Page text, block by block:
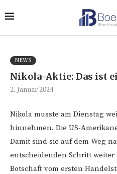
NEWS
Nikola-Aktie: Das ist
2. Januar 2024
Nikola musste am Dienstag
hinnehmen. Die US-
Damit sind sie auf dem Weg
entscheidenden Schritt weiter
Botschaft vom ersten